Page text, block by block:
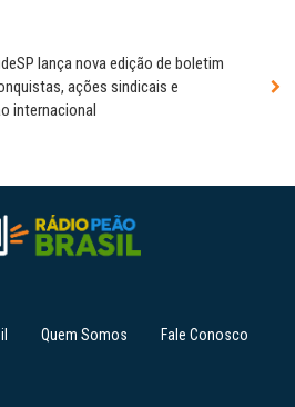
lança nova edição de boletim
ações sindicais e
internacional
Quem Somos Fale Conosco